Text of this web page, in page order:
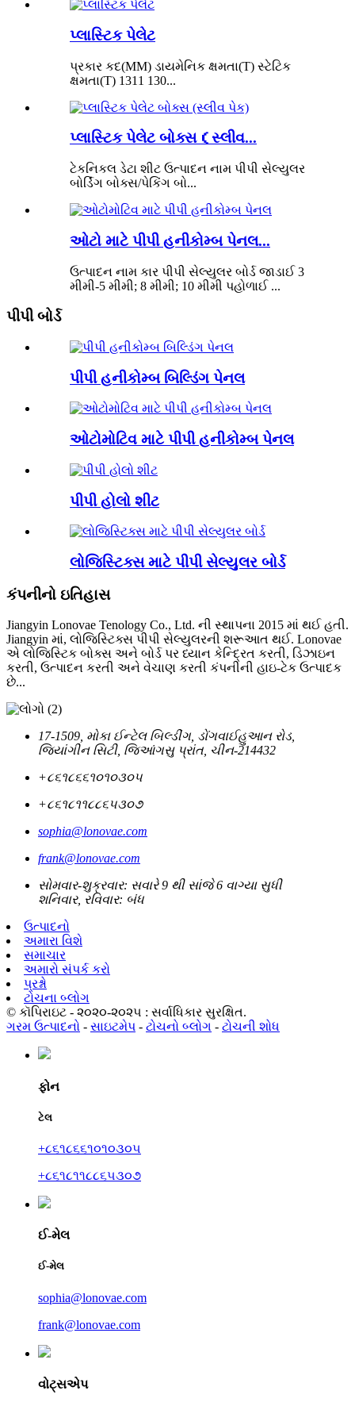
પ્લાસ્ટિક પેલેટ
પ્રકાર કદ(MM) ડાયમેનિક ક્ષમતા(T) સ્ટેટિક
ક્ષમતા(T) 1311 130...
પ્લાસ્ટિક પેલેટ બોક્સ（સ્લીવ...
ટેકનિકલ ડેટા શીટ ઉત્પાદન નામ પીપી સેલ્યુલર
બોર્ડિંગ બોક્સ/પેકિંગ બો...
ઓટો માટે પીપી હનીકોમ્બ પેનલ...
ઉત્પાદન નામ કાર પીપી સેલ્યુલર બોર્ડ જાડાઈ 3
મીમી-5 મીમી; 8 મીમી; 10 મીમી પહોળાઈ ...
પીપી બોર્ડ
પીપી હનીકોમ્બ બિલ્ડિંગ પેનલ
ઓટોમોટિવ માટે પીપી હનીકોમ્બ પેનલ
પીપી હોલો શીટ
લોજિસ્ટિક્સ માટે પીપી સેલ્યુલર બોર્ડ
કંપનીનો ઇતિહાસ
Jiangyin Lonovae Tenology Co., Ltd. ની સ્થાપના 2015 માં થઈ હતી.
Jiangyin માં, લોજિસ્ટિક્સ પીપી સેલ્યુલરની શરૂઆત થઈ. Lonovae
એ લોજિસ્ટિક બોક્સ અને બોર્ડ પર ધ્યાન કેન્દ્રિત કરતી, ડિઝાઇન
કરતી, ઉત્પાદન કરતી અને વેચાણ કરતી કંપનીની હાઇ-ટેક ઉત્પાદક
છે...
17-1509, મોકા ઈન્ટેલ બિલ્ડીંગ, ડોંગવાઈહુઆન રોડ,
જિયાંગીન સિટી, જિઆંગસુ પ્રાંત, ચીન-214432
+૮૬૧૮૬૬૧૦૧૦૩૦૫
+૮૬૧૮૧૧૮૮૬૫૩૦૭
sophia@lonovae.com
frank@lonovae.com
સોમવાર-શુક્રવાર: સવારે 9 થી સાંજે 6 વાગ્યા સુધી
શનિવાર, રવિવાર: બંધ
ઉત્પાદનો
અમારા વિશે
સમાચાર
અમારો સંપર્ક કરો
પ્રશ્નો
ટોચના બ્લોગ
© કૉપિરાઇટ - ૨૦૨૦-૨૦૨૫ : સર્વાધિકાર સુરક્ષિત.
ગરમ ઉત્પાદનો - સાઇટમેપ - ટોચનો બ્લોગ - ટોચની શોધ
ફોન
ટેલ
+૮૬૧૮૬૬૧૦૧૦૩૦૫
+૮૬૧૮૧૧૮૮૬૫૩૦૭
ઈ-મેલ
ઈ-મેલ
sophia@lonovae.com
frank@lonovae.com
વોટ્સએપ